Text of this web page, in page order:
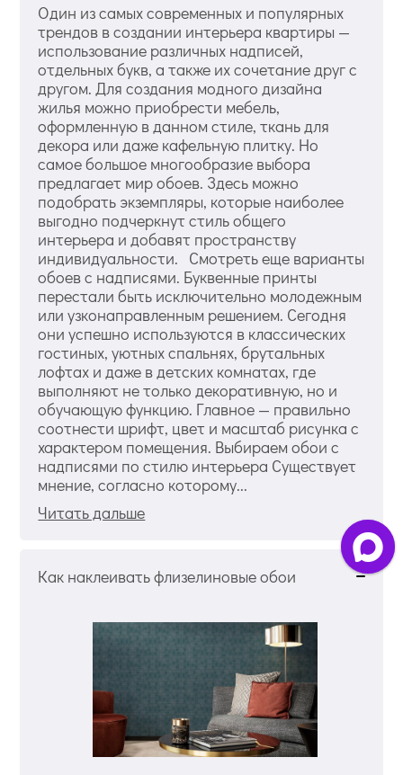
Один из самых современных и популярных
трендов в создании интерьера квартиры —
использование различных надписей,
отдельных букв, а также их сочетание друг с
другом. Для создания модного дизайна
жилья можно приобрести мебель,
оформленную в данном стиле, ткань для
декора или даже кафельную плитку. Но
самое большое многообразие выбора
предлагает мир обоев. Здесь можно
подобрать экземпляры, которые наиболее
выгодно подчеркнут стиль общего
интерьера и добавят пространству
индивидуальности. Смотреть еще варианты
обоев с надписями. Буквенные принты
перестали быть исключительно молодежным
или узконаправленным решением. Сегодня
они успешно используются в классических
гостиных, уютных спальнях, брутальных
лофтах и даже в детских комнатах, где
выполняют не только декоративную, но и
обучающую функцию. Главное — правильно
соотнести шрифт, цвет и масштаб рисунка с
характером помещения. Выбираем обои с
надписями по стилю интерьера Существует
мнение, согласно которому...
Читать дальше
Как наклеивать флизелиновые обои